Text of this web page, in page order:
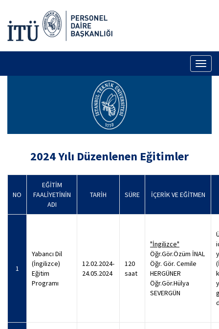
2024 Yılı Düzenlenen Eğitimler
NO
EĞİTİM
FAALİYETİNİN
ADI
TARİH SÜRE İÇERİK VE EĞİTMEN
1
Yabancı Dil
(İngilizce)
Eğitim
Programı
12.02.2024-
24.05.2024
120
saat
"İngilizce"
Öğr.Gör.Özüm İNAL
Öğr. Gör. Cemile
HERGÜNER
Öğr.Gör.Hülya
SEVERGÜN